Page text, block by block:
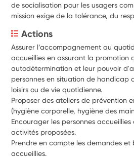
de socialisation pour les usagers
mission exige de la tolérance, du
Actions
Assurer l’accompagnement au
accueillies en assurant la promotion
autodétermination et leur pouvoir
personnes en situation de handicap
loisirs ou de vie quotidienne.
Proposer des ateliers de prévention
(hygiène corporelle, hygiène des
Encourager les personnes
activités proposées.
Prendre en compte les demandes et
accueillies.